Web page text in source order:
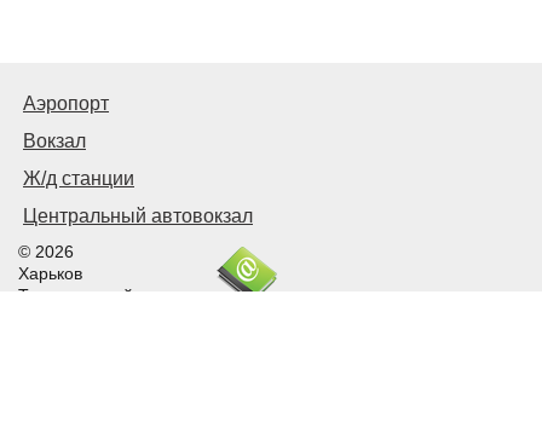
Аэропорт
Вокзал
Ж/д станции
Центральный автовокзал
© 2026
Харьков
Транспортный